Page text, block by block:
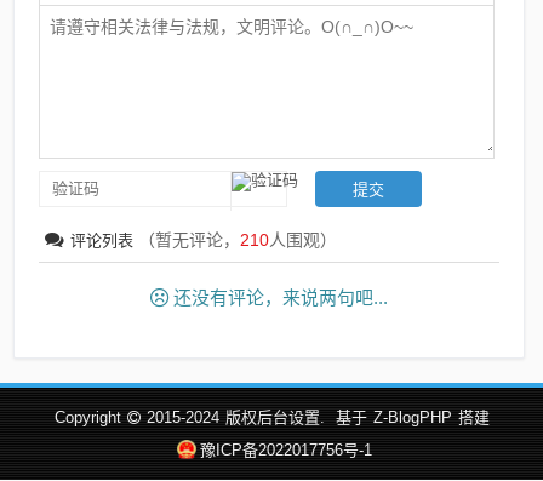
评论列表 （暂无评论， 210人围观）
还没有评论，来说两句吧...
Copyright 2015-2024 版权后台设置. 基于 Z-BlogPHP 搭建
豫ICP备2022017756号-1